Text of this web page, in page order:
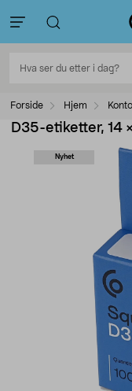
Forside Hjem
D35-etiketter, 14
Nyhet